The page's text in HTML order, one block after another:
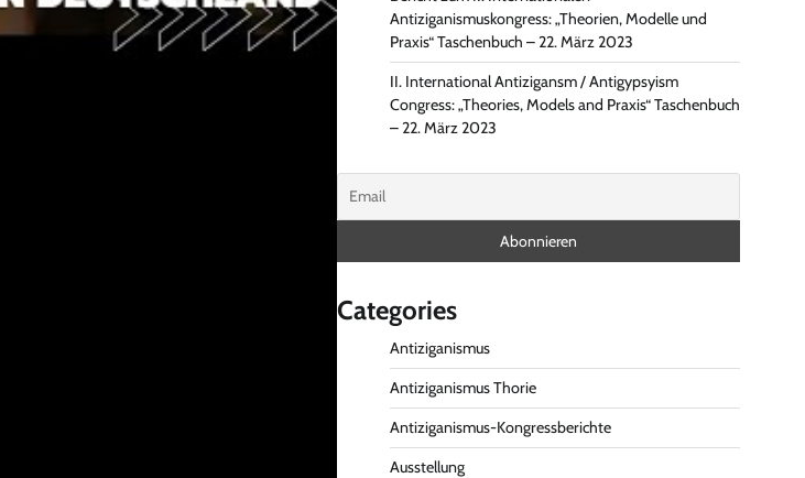
Antiziganismuskongress: „Theorien, Modelle und
Praxis“ Taschenbuch – 22. März 2023
II. International Antizigansm / Antigypsyism
Congress: „Theories, Models and Praxis“ Taschenbuch
– 22. März 2023
Categories
Antiziganismus
Antiziganismus Thorie
Antiziganismus-Kongressberichte
Ausstellung